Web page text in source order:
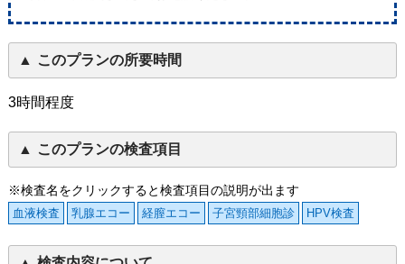
このプランの所要時間
3時間程度
このプランの検査項目
※検査名をクリックすると検査項目の説明が出ます
血液検査 乳腺エコー 経膣エコー 子宮頸部細胞診 HPV検査